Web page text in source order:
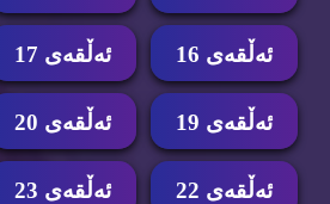
ئه‌ڵقه‌ی 16 ئه‌ڵقه‌ی 17
ئه‌ڵقه‌ی 19 ئه‌ڵقه‌ی 20
ئه‌ڵقه‌ی 22 ئه‌ڵقه‌ی 23